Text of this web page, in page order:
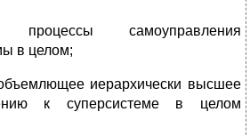
процессы самоуправления
в целом;
иерархически высшее
к суперсистеме в целом